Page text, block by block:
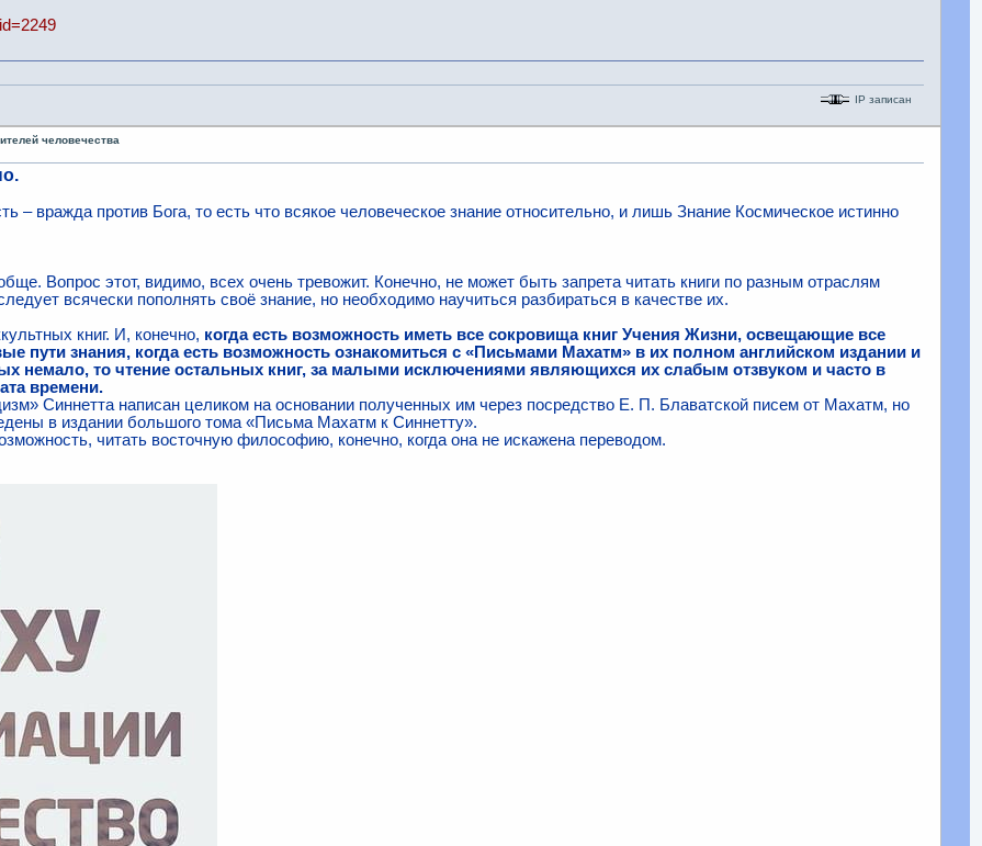
IP записан
человечества
– вражда против Бога, то есть что всякое человеческое знание относительно, и лишь Знание Космическое истинно
Вопрос этот, видимо, всех очень тревожит. Конечно, не может быть запрета читать книги по разным отраслям
всячески пополнять своё знание, но необходимо научиться разбираться в качестве их.
книг. И, конечно, когда есть возможность иметь все сокровища книг Учения Жизни, освещающие все
пути знания, когда есть возможность ознакомиться с «Письмами Махатм» в их полном английском издании и
немало, то чтение остальных книг, за малыми исключениями являющихся их слабым отзвуком и часто в
времени.
Синнетта написан целиком на основании полученных им через посредство Е. П. Блаватской писем от Махатм, но
в издании большого тома «Письма Махатм к Синнетту».
читать восточную философию, конечно, когда она не искажена переводом.